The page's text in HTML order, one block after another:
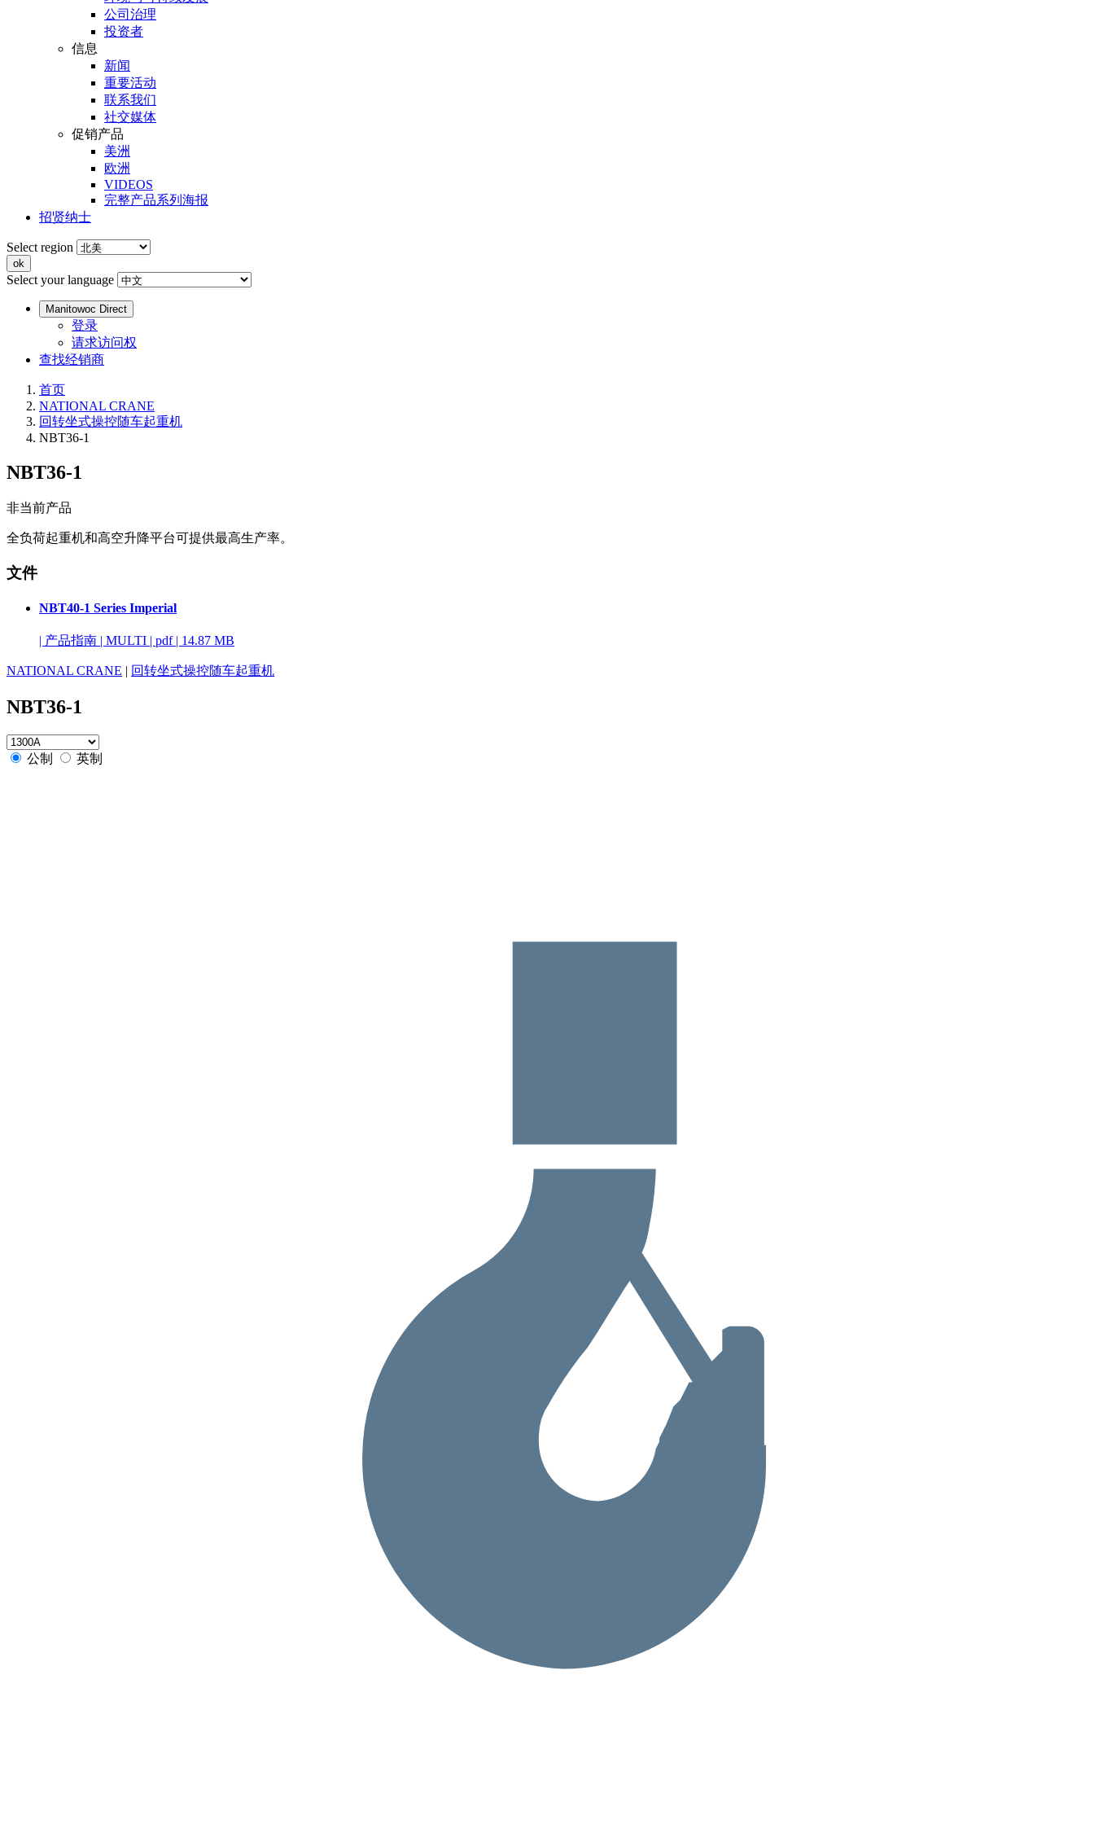
公司治理
投资者
信息
新闻
重要活动
联系我们
社交媒体
促销产品
美洲
欧洲
VIDEOS
完整产品系列海报
招贤纳士
Select region
Select your language
Manitowoc Direct
登录
请求访问权
查找经销商
首页
NATIONAL CRANE
回转坐式操控随车起重机
NBT36-1
NBT36-1
非当前产品
全负荷起重机和高空升降平台可提供最高生产率。
文件
NBT40-1 Series Imperial
| 产品指南 | MULTI | pdf | 14.87 MB
NATIONAL CRANE | 回转坐式操控随车起重机
NBT36-1
公制 英制